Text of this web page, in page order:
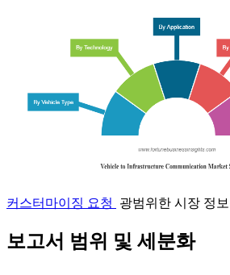
커스터마이징 요청 광범위한 시장 정
보고서 범위 및 세분화